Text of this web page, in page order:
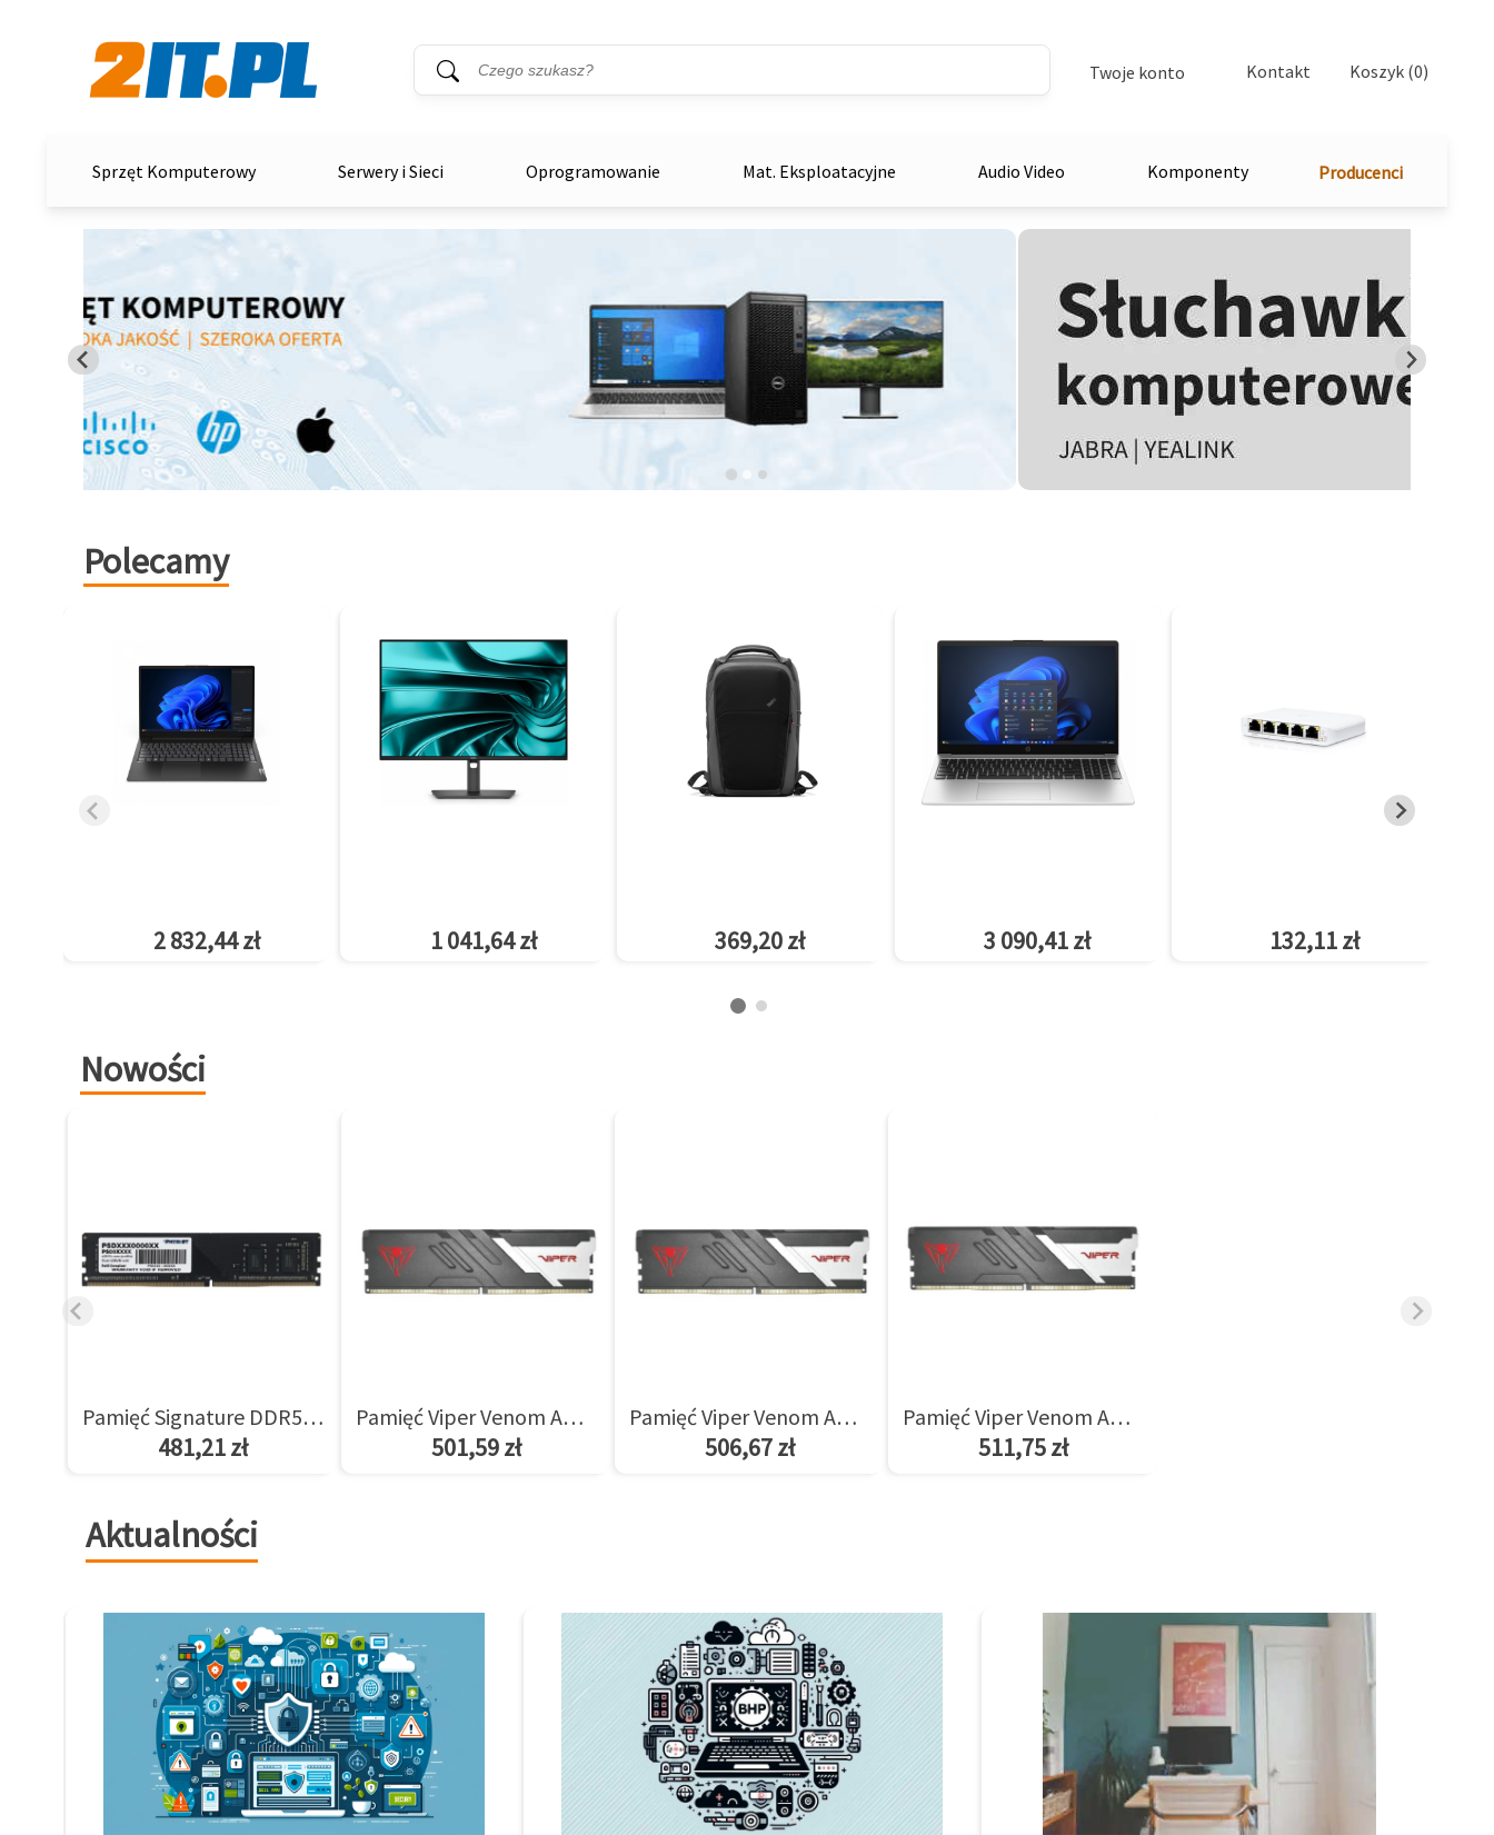
Wyszukiwarka
Słowo kluczowe
Twoje konto Kontakt Koszyk (0)
Sprzęt Komputerowy Serwery i Sieci Oprogramowanie Mat. Eksploatacyjne Audio Video Komponenty Producenci
Polecamy
2 832,44 zł 1 041,64 zł 369,20 zł 3 090,41 zł 132,11 zł
Nowości
Pamięć Signature DDR5 8GB/5600(1*8GB) CL46
481,21 zł
Pamięć Viper Venom AMD 8GB/5600(1*8GB) CL36
501,59 zł
Pamięć Viper Venom AMD 8GB/6000(1*8GB) CL36
506,67 zł
Pamięć Viper Venom AMD 8GB/6400(1*8GB) CL38
511,75 zł
Aktualności